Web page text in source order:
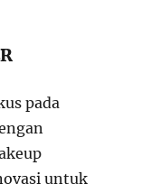
pada
untuk